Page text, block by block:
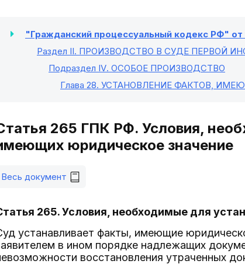
"Гражданский процессуальный кодекс РФ" от
Раздел II. ПРОИЗВОДСТВО В СУДЕ ПЕРВОЙ
Подраздел IV. ОСОБОЕ ПРОИЗВОДСТВО
Глава 28. УСТАНОВЛЕНИЕ ФАКТОВ,
265 ГПК РФ. Условия,
юридическое значение
Весь документ
265. Условия, необходимые для
устанавливает факты, имеющие
в ином порядке надлежащих
восстановления утраченных